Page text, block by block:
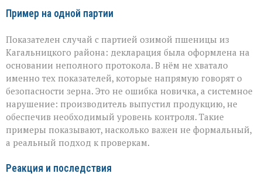
Пример на одной партии
Показателен случай с партией озимой пшеницы из
Кагальницкого района: декларация была оформлена на
основании неполного протокола. В нём не хватало
именно тех показателей, которые напрямую говорят о
безопасности зерна. Это не ошибка новичка, а системное
нарушение: производитель выпустил продукцию, не
обеспечив необходимый уровень контроля. Такие
примеры показывают, насколько важен не формальный,
а реальный подход к проверкам.
Реакция и последствия